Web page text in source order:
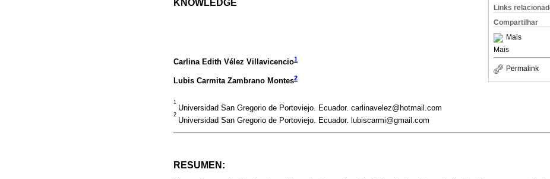
Links
Compartilhar
Mais
Mais
Permalink
KNOWLEDGE
Carlina Edith Vélez Villavicencio1
Lubis Carmita Zambrano Montes2
1
Universidad San Gregorio de Portoviejo. Ecuador. carlinavelez@hotmail.com
2
Universidad San Gregorio de Portoviejo. Ecuador. lubiscarmi@gmail.com
RESUMEN: